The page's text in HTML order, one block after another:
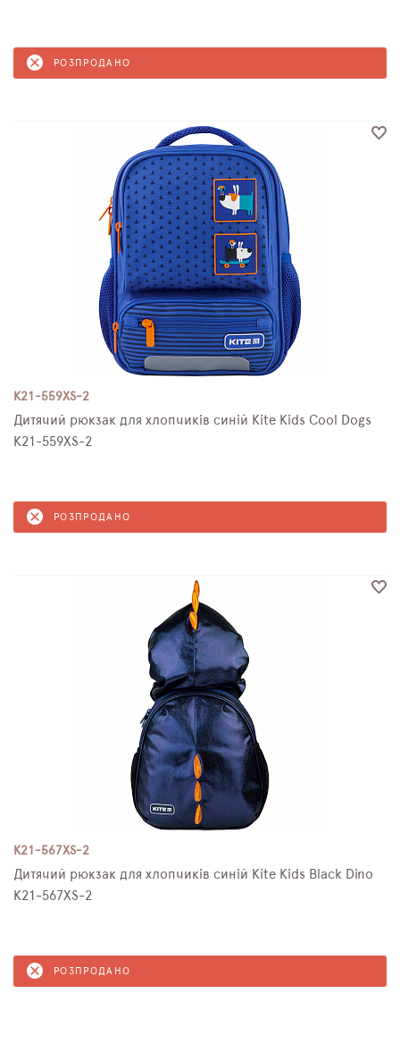
РОЗПРОДАНО
K21-559XS-2
Дитячий рюкзак для хлопчиків синій Kite Kids Cool Dogs
K21-559XS-2
РОЗПРОДАНО
K21-567XS-2
Дитячий рюкзак для хлопчиків синій Kite Kids Black Dino
K21-567XS-2
РОЗПРОДАНО